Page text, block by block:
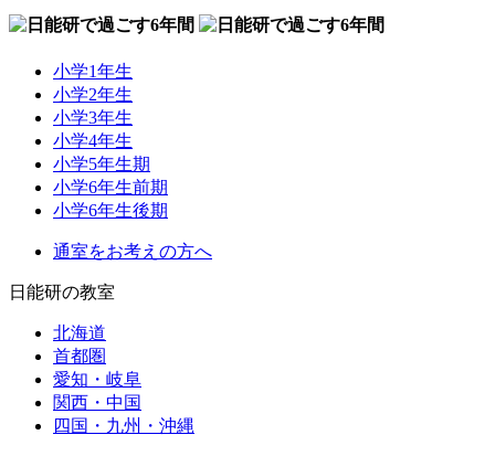
小学1年生
小学2年生
小学3年生
小学4年生
小学5年生期
小学6年生前期
小学6年生後期
通室をお考えの方へ
日能研の教室
北海道
首都圏
愛知・岐阜
関西・中国
四国・九州・沖縄